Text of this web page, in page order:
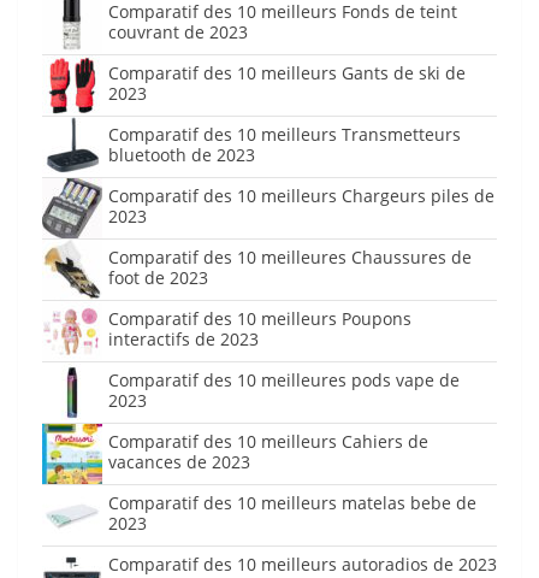
Comparatif des 10 meilleurs Fonds de teint
couvrant de 2023
Comparatif des 10 meilleurs Gants de ski de
2023
Comparatif des 10 meilleurs Transmetteurs
bluetooth de 2023
Comparatif des 10 meilleurs Chargeurs piles de
2023
Comparatif des 10 meilleures Chaussures de
foot de 2023
Comparatif des 10 meilleurs Poupons
interactifs de 2023
Comparatif des 10 meilleures pods vape de
2023
Comparatif des 10 meilleurs Cahiers de
vacances de 2023
Comparatif des 10 meilleurs matelas bebe de
2023
Comparatif des 10 meilleurs autoradios de 2023